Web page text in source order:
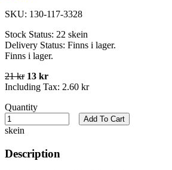
SKU: 130-117-3328
Stock Status: 22 skein
Delivery Status: Finns i lager.
Finns i lager.
21 kr 13 kr
Including Tax: 2.60 kr
Quantity
skein
Add To Cart
Description